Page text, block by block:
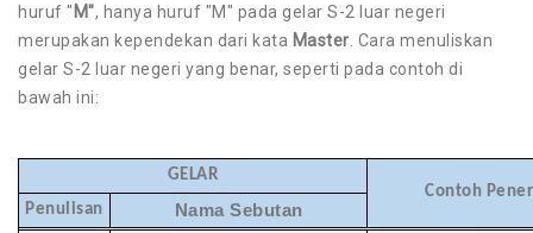
huruf " M", hanya huruf "M" pada gelar S-2 luar negeri
merupakan kependekan dari kata Master . Cara menuliskan
gelar S-2 luar negeri yang benar, seperti pada contoh di
bawah ini:
GELAR
Contoh
Penulisan
Nama Sebutan